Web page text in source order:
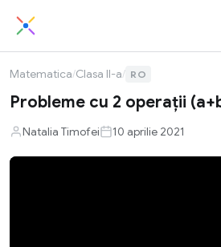
Matematica/Clasa II-a/ RO
Probleme cu 2 operații
Natalia Timofei 10 aprilie 2021